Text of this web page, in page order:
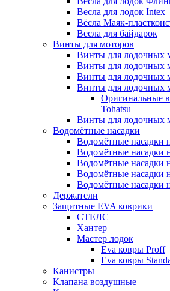
Весла для лодок Intex
Вёсла Маяк-
Весла для байдарок
Винты для моторов
Винты для лодочных
Винты для лодочных
Винты для лодочных
Винты для лодочных
Оригинальные
Tohatsu
Винты для лодочных
Водомётные насадки
Водомётные насадки
Водомётные насадки
Водомётные насадки
Водомётные насадки
Водомётные насадки
Держатели
Защитные EVA коврики
СТЕЛС
Хантер
Мастер лодок
Eva ковры Proff
Eva ковры
Канистры
Клапана воздушные